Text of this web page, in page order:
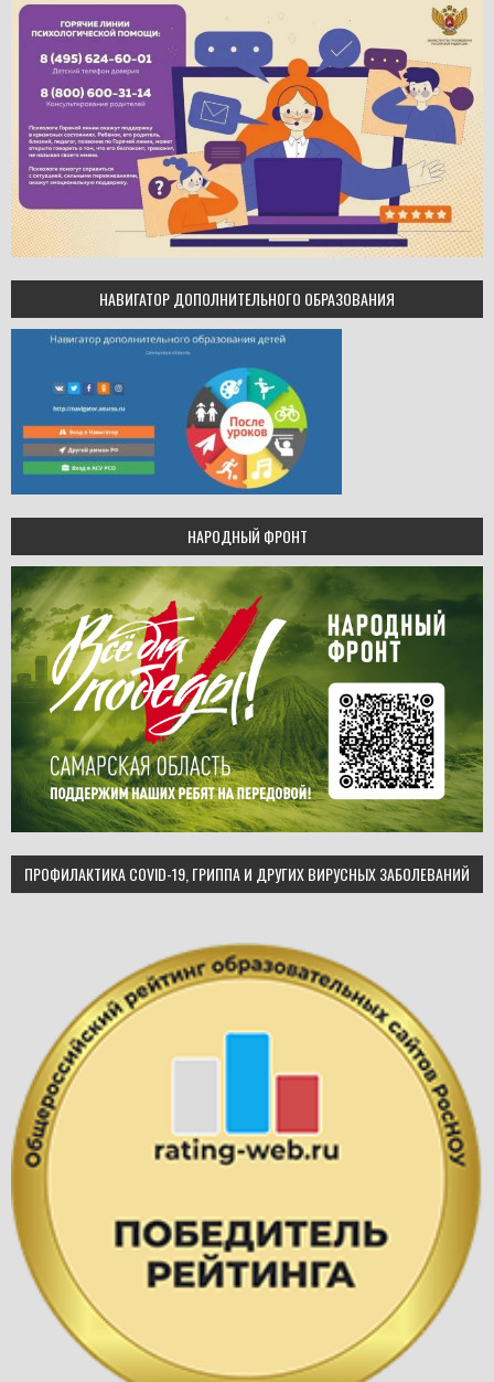
НАВИГАТОР ДОПОЛНИТЕЛЬНОГО ОБРАЗОВАНИЯ
НАРОДНЫЙ ФРОНТ
ПРОФИЛАКТИКА COVID-19, ГРИППА И ДРУГИХ ВИРУСНЫХ ЗАБОЛЕВАНИЙ